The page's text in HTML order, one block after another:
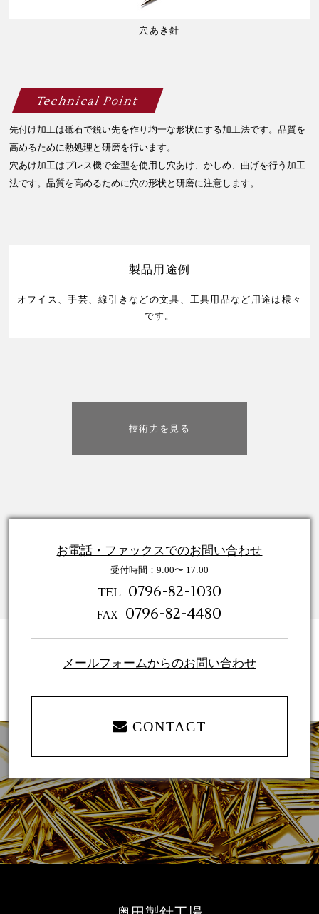
穴あき針
Technical Point
先付け加工は砥石で鋭い先を作り均一な形状にする加工法です。品質を
高めるために熱処理と研磨を行います。
穴あけ加工はプレス機で金型を使用し穴あけ、かしめ、曲げを行う加工
法です。品質を高めるために穴の形状と研磨に注意します。
製品用途例
オフイス、手芸、線引きなどの文具、工具用品など用途は様々
です。
技術力を見る
お電話・ファックスでのお問い合わせ
受付時間：9:00〜 17:00
TEL 0796-82-1030
FAX 0796-82-4480
メールフォームからのお問い合わせ
CONTACT